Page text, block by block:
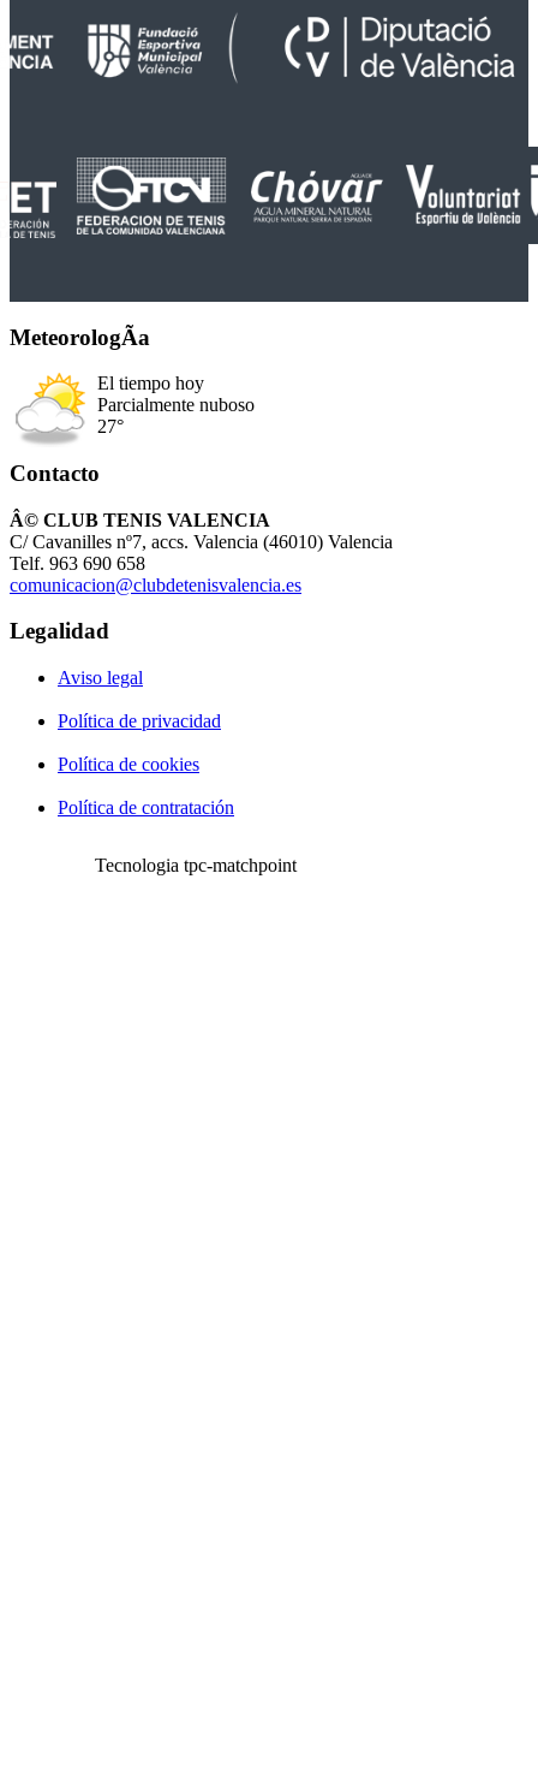
MeteorologÃ­a
El tiempo hoy
Parcialmente nuboso
27°
Contacto
Â© CLUB TENIS VALENCIA
C/ Cavanilles nº7, accs. Valencia (46010) Valencia
Telf. 963 690 658
comunicacion@clubdetenisvalencia.es
Legalidad
Aviso legal
Política de privacidad
Política de cookies
Política de contratación
Tecnologia tpc-matchpoint